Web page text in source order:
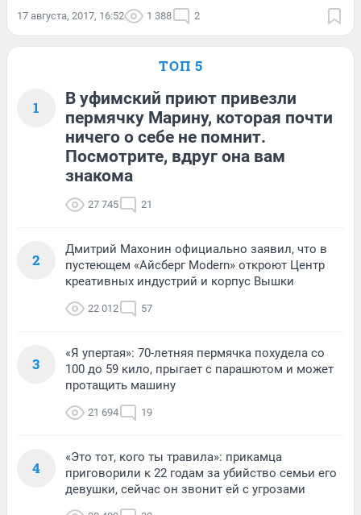
17 августа, 2017, 16:52 1 388 2
ТОП 5
1
В уфимский приют привезли
пермячку Марину, которая почти
ничего о себе не помнит.
Посмотрите, вдруг она вам
знакома
27 745 21
2
Дмитрий Махонин официально заявил, что в
пустеющем «Айсберг Modern» откроют Центр
креативных индустрий и корпус Вышки
22 012 57
3
«Я упертая»: 70-летняя пермячка похудела со
100 до 59 кило, прыгает с парашютом и может
протащить машину
21 694 19
4
«Это тот, кого ты травила»: прикамца
приговорили к 22 годам за убийство семьи его
девушки, сейчас он звонит ей с угрозами